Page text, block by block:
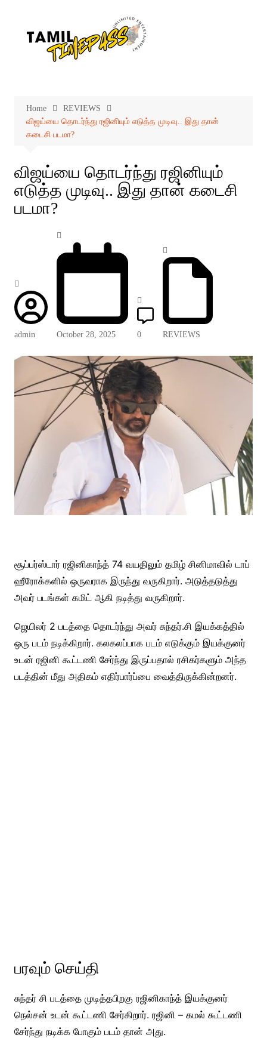
Home
REVIEWS
விஜய்யை தொடர்ந்து ரஜினியும் எடுத்த முடிவு.. இது தான்
கடைசி படமா?
விஜய்யை தொடர்ந்து ரஜினியும்
எடுத்த முடிவு.. இது தான் கடைசி
படமா?
admin October 28, 2025 0 REVIEWS
சூப்பர்ஸ்டார் ரஜினிகாந்த் 74 வயதிலும் தமிழ் சினிமாவில் டாப்
ஹீரோக்களில் ஒருவராக இருந்து வருகிறார். அடுத்தடுத்து
அவர் படங்கள் கமிட் ஆகி நடித்து வருகிறார்.
ஜெயிலர் 2 படத்தை தொடர்ந்து அவர் சுந்தர்.சி இயக்கத்தில்
ஒரு படம் நடிக்கிறார். கலகலப்பாக படம் எடுக்கும் இயக்குனர்
உடன் ரஜினி கூட்டணி சேர்ந்து இருப்பதால் ரசிகர்களும் அந்த
படத்தின் மீது அதிகம் எதிர்பார்ப்பை வைத்திருக்கின்றனர்.
பரவும் செய்தி
சுந்தர் சி படத்தை முடித்தபிறகு ரஜினிகாந்த் இயக்குனர்
நெல்சன் உடன் கூட்டணி சேர்கிறார். ரஜினி – கமல் கூட்டணி
சேர்ந்து நடிக்க போகும் படம் தான் அது.